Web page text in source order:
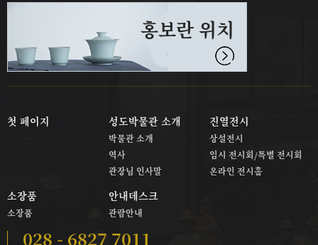
홍보란 위치
첫 페이지 성도박물관 소개
박물관 소개
역사
관장님 인사말
진열전시
상설전시
임시 전시회/특별 전시회
온라인 전시홀
소장품
소장품
안내데스크
관람안내
028 - 6827 7011